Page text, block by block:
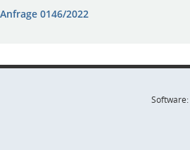
Anfrage 0146/2022
Software: